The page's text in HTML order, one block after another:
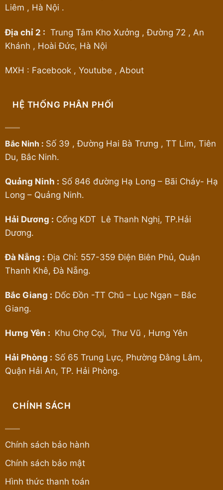
Liêm , Hà Nội .
Địa chỉ 2 : Trung Tâm Kho Xưởng , Đường 72 , An
Khánh , Hoài Đức, Hà Nội
MXH : Facebook , Youtube , About
HỆ THỐNG PHÂN PHỐI
Bắc Ninh : Số 39 , Đường Hai Bà Trưng , TT Lim, Tiên
Du, Bắc Ninh.
Quảng Ninh : Số 846 đường Hạ Long – Bãi Cháy- Hạ
Long – Quảng Ninh.
Hải Dương : Cổng KDT Lê Thanh Nghị, TP.Hải
Dương.
Đà Nẵng : Địa Chỉ: 557-359 Điện Biên Phủ, Quận
Thanh Khê, Đà Nẵng.
Bắc Giang : Dốc Đồn -TT Chũ – Lục Ngạn – Bắc
Giang.
Hưng Yên : Khu Chợ Cọi, Thư Vũ , Hưng Yên
Hải Phòng : Số 65 Trung Lực, Phường Đằng Lâm,
Quận Hải An, TP. Hải Phòng.
CHÍNH SÁCH
Chính sách bảo hành
Chính sách bảo mật
Hình thức thanh toán